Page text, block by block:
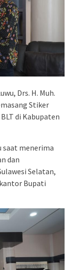
Drs. H. Muh.
Stiker
di Kabupaten
saat menerima
dan
Selatan,
Bupati